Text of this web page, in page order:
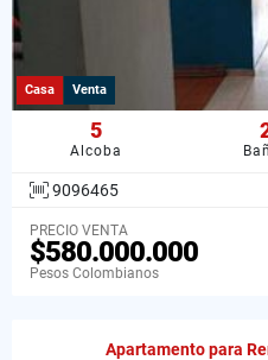
Casa Venta
5
Alcoba
9096465
PRECIO VENTA
$580.000.000
Pesos Colombianos
Apartamento para